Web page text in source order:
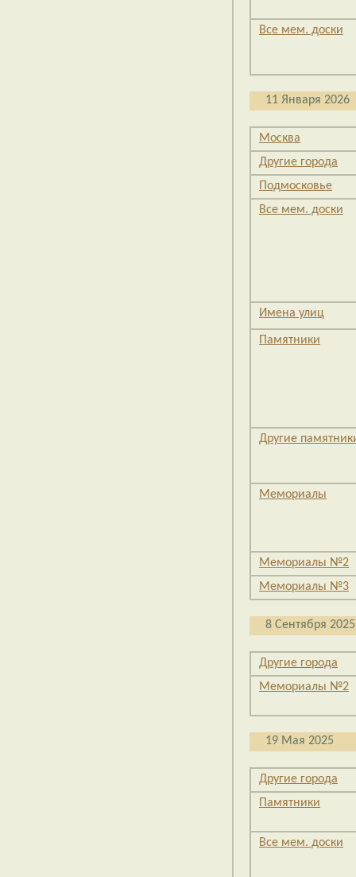
Все мем. доски
11 Января 2026
Москва
Другие города
Подмосковье
Все мем. доски
Имена улиц
Памятники
Другие
Мемориалы
Мемориалы №2
Мемориалы №3
8 Сентября 2025
Другие города
Мемориалы №2
19 Мая 2025
Другие города
Памятники
Все мем. доски